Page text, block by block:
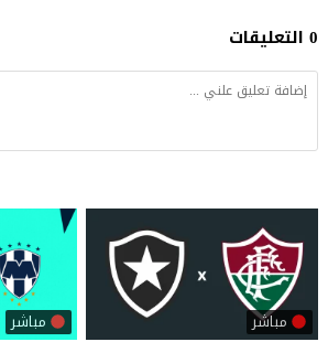
0 التعليقات
مباشر مباشر